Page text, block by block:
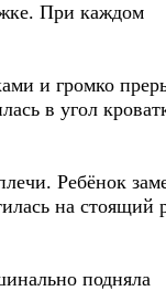
При каждом
и громко
в угол
Ребёнок
на стоящий
подняла